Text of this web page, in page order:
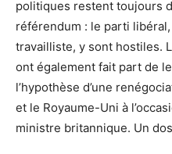
politiques restent toujours
référendum : le parti
travailliste, y sont hostiles.
ont également fait part de
l’hypothèse d’une
et le Royaume-Uni à
ministre britannique. Un